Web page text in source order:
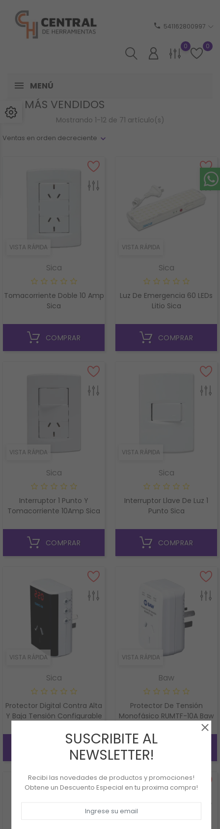
phone 541162800997
0 0
MENÚ
LOS MÁS VENDIDOS
Ventas en orden decreciente
Mostrando 1-12 de 71 artículo(s)
VISTA RÁPIDA
Sica
Tomacorriente Doble 10 Amp
Sica
COMPRAR
VISTA RÁPIDA
Sica
Luz De Emergencia 60 LEDs
Litio Sica
COMPRAR
VISTA RÁPIDA
Sica
Interruptor 1 Punto Y
Tomacorriente 10Amp Sica
COMPRAR
VISTA RÁPIDA
Sica
Interruptor Llave De Luz 1
Punto Sica
COMPRAR
VISTA RÁPIDA
Sica
Protector Digital Contra Alta
Y Baja Tensión Configurable
COMPRAR
VISTA RÁPIDA
Baw
Protector De Tensión
Monofásico RUMTF-10A Baw
SUSCRIBITE AL
NEWSLETTER!
Recibi las novedades de productos y promociones!
Obtene un Descuento Especial en tu proxima compra!